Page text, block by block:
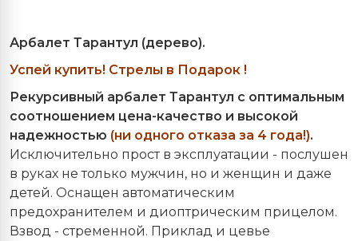
Арбалет Тарантул (дерево).
Успей купить! Стрелы в Подарок !
Рекурсивный арбалет Тарантул с оптимальным
соотношением цена-качество и высокой
надежностью (ни одного отказа за 4 года!).
Исключительно прост в эксплуатации - послушен
в руках не только мужчин, но и женщин и даже
детей. Оснащен автоматическим
предохранителем и диоптрическим прицелом.
Взвод - стременной. Приклад и цевье